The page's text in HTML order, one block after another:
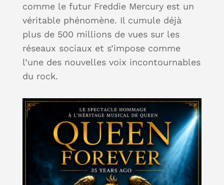
comme le futur Freddie Mercury est un
véritable phénomène. Il cumule déjà
plus de 500 millions de vues sur les
réseaux sociaux et s’impose comme
l’une des nouvelles voix incontournables
du rock.